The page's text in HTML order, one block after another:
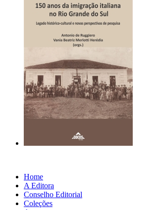
Home
A Editora
Conselho Editorial
Coleções